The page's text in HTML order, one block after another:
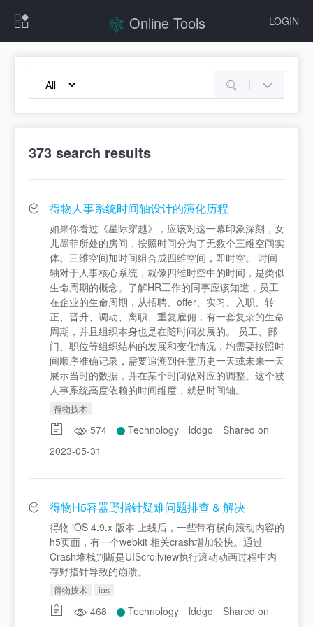
LOGIN
Online Tools
|
373 search results
得物人事系统时间轴设计的演化历程
如果你看过《星际穿越》，应该对这一幕印象深刻，女
儿墨菲所处的房间，按照时间分为了无数个三维空间实
体。三维空间加时间组合成四维空间，即时空。 时间
轴对于人事核心系统，就像四维时空中的时间，是类似
生命周期的概念。了解HR工作的同事应该知道，员工
在企业的生命周期，从招聘、offer、实习、入职、转
正、晋升、调动、离职、重复雇佣，有一套复杂的生命
周期，并且组织本身也是在随时间发展的。 员工、部
门、职位等组织结构的发展和变化情况，均需要按照时
间顺序准确记录，需要追溯到任意历史一天或未来一天
展示当时的数据，并在某个时间做对应的调整。这个被
人事系统高度依赖的时间维度，就是时间轴。
得物技术
574 Technology lddgo
Shared on
2023-05-31
得物H5容器野指针疑难问题排查 & 解决
得物 iOS 4.9.x 版本 上线后，一些带有横向滚动内容的
h5页面，有一个webkit 相关crash增加较快。通过
Crash堆栈判断是UIScrollview执行滚动动画过程中内
存野指针导致的崩溃。
得物技术 ios
468 Technology lddgo
Shared on